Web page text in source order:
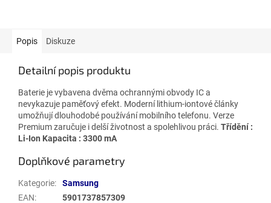
Popis Diskuze
Detailní popis produktu
Baterie je vybavena dvěma ochrannými obvody IC a
nevykazuje paměťový efekt. Moderní lithium-iontové články
umožňují dlouhodobé používání mobilního telefonu. Verze
Premium zaručuje i delší životnost a spolehlivou práci. Třídění :
Li-Ion Kapacita : 3300 mA
Doplňkové parametry
Kategorie:
Samsung
EAN: 5901737857309